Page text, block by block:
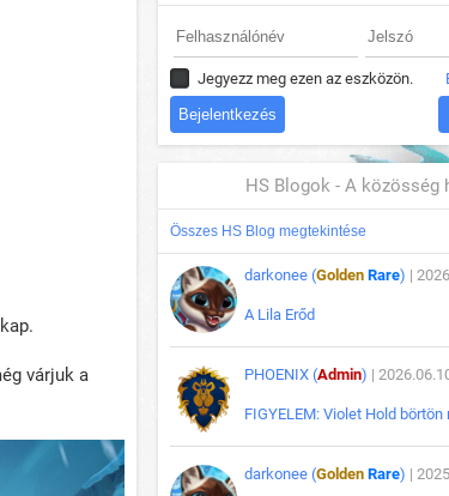
várjuk a
Jegyezz meg ezen az eszközön.
HS Blogok - A közösség
Összes HS Blog megtekintése
darkonee (Golden Rare) |
A Lila Erőd
PHOENIX (Admin) |
FIGYELEM: Violet Hold
darkonee (Golden Rare) |